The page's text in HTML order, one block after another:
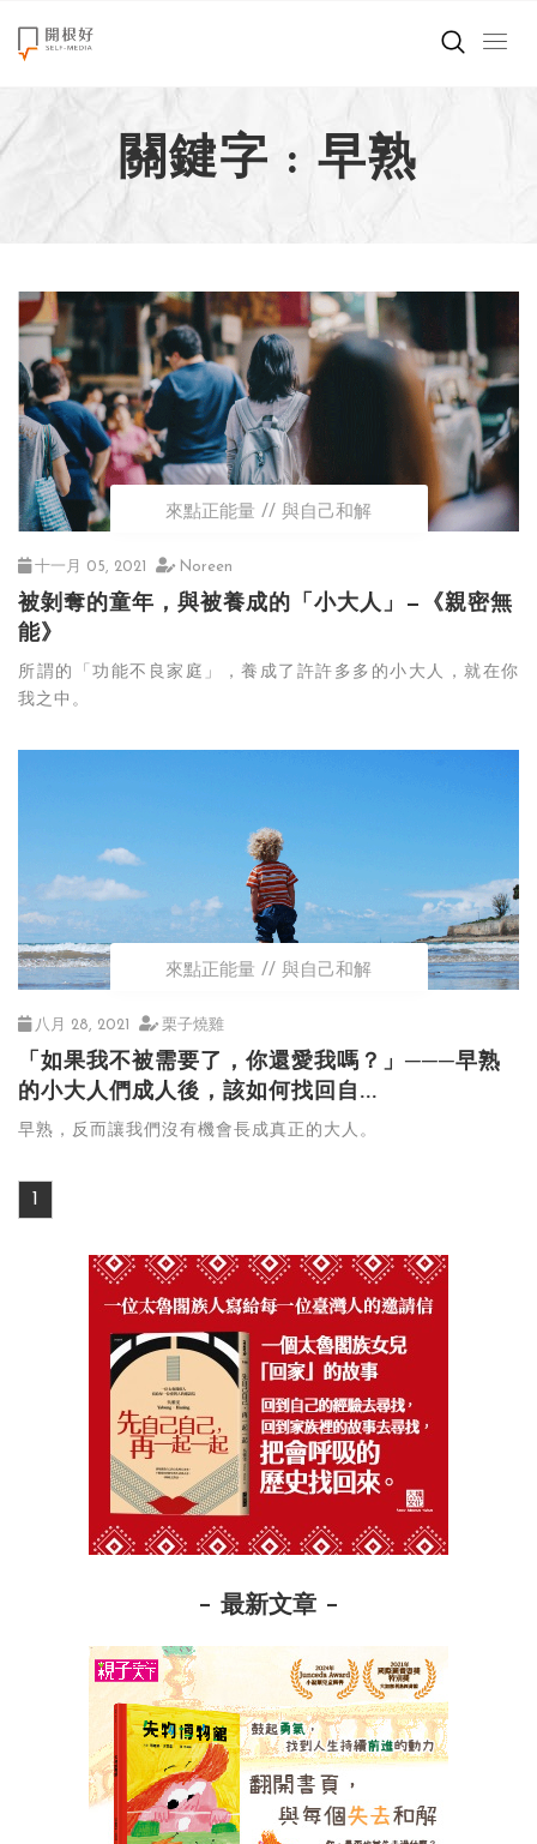
來點正能量
世界在想什麼
創造美好生活
職場商業經濟
影片專區
關於我們
關鍵字 : 早熟
來點正能量 與自己和解
十一月 05, 2021 Noreen
被剝奪的童年，與被養成的「小大人」—《親密無
能》
所謂的「功能不良家庭」，養成了許許多多的小大人，就在你
我之中。
來點正能量 與自己和解
八月 28, 2021 栗子燒雞
「如果我不被需要了，你還愛我嗎？」───早熟
的小大人們成人後，該如何找回自...
早熟，反而讓我們沒有機會長成真正的大人。
1
最新文章